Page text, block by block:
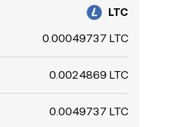
LTC
0.00049737 LTC
0.0024869 LTC
0.0049737 LTC